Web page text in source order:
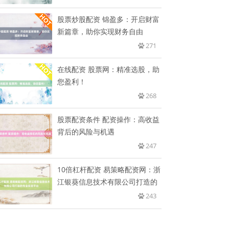
股票炒股配资 锦盈多：开启财富
新篇章，助你实现财务自由
271
在线配资 股票网：精准选股，助
您盈利！
268
股票配资条件 配资操作：高收益
背后的风险与机遇
247
10倍杠杆配资 易策略配资网：浙
江银葵信息技术有限公司打造的
243